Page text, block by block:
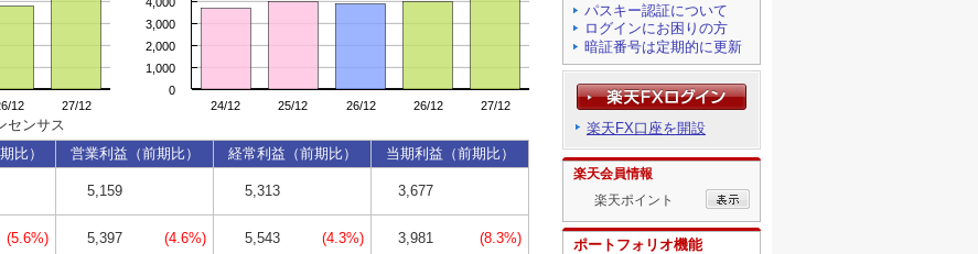
パスキー認証について
ログインにお困りの方
暗証番号は定期的に更新
楽天FX口座を開設
楽天会員情報
楽天ポイント
ポートフォリオ機能